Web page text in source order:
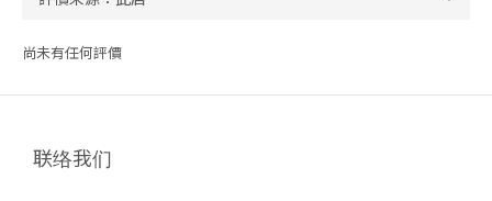
尚未有任何評價
联络我们